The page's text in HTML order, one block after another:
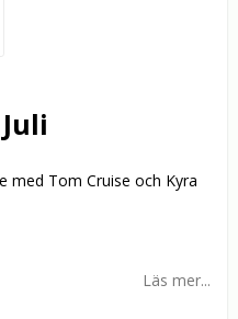
med Tom Cruise och Kyra
Läs mer...